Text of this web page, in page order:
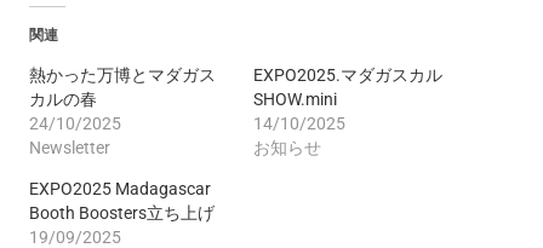
関連
熱かった万博とマダガス
カルの春
24/10/2025
Newsletter
EXPO2025.マダガスカル
SHOW.mini
14/10/2025
お知らせ
EXPO2025 Madagascar
Booth Boosters立ち上げ
19/09/2025